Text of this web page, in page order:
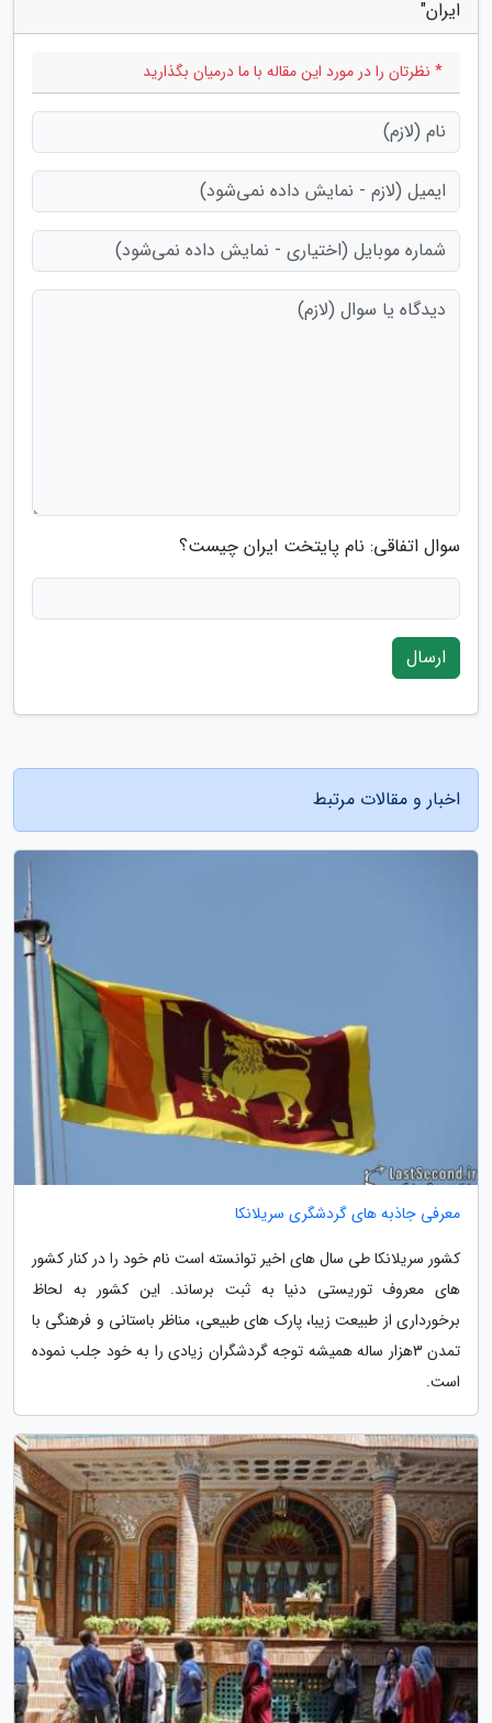
ایران"
* نظرتان را در مورد این مقاله با ما درمیان بگذارید
سوال اتفاقی: نام پایتخت ایران چیست؟
ارسال
اخبار و مقالات مرتبط
معرفی جاذبه های گردشگری سریلانکا
کشور سریلانکا طی سال های اخیر توانسته است نام خود را در کنار کشور
های معروف توریستی دنیا به ثبت برساند. این کشور به لحاظ
برخورداری از طبیعت زیبا، پارک های طبیعی، مناظر باستانی و فرهنگی با
تمدن 3‬هزار ساله همیشه توجه گردشگران زیادی را به خود جلب نموده
است.